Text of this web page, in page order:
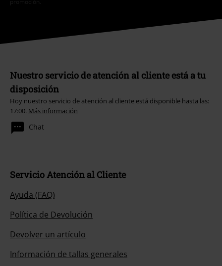
Nuestro servicio de atención al cliente está a tu
disposición
Hoy nuestro servicio de atención al cliente está disponible hasta las:
17:00. Más información
Chat
Servicio Atención al Cliente
Ayuda (FAQ)
Política de Devolución
Devolver un artículo
Información de tallas generales